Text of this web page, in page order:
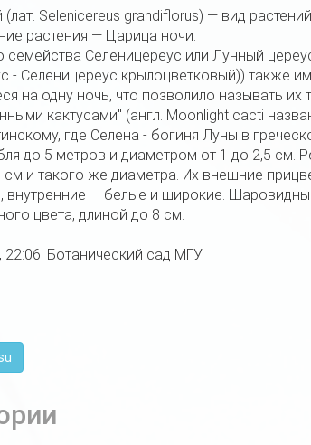
Selenicereus grandiflorus) — вид
растения — Царица ночи.
семейства Селеницереус или Лунный
- Селеницереус крылоцветковый)) также
на одну ночь, что позволило называть их
кактусами" (англ. Moonlight cacti
где Селена - богиня Луны в
до 5 метров и диаметром от 1 до 2,5 см.
и такого же диаметра. Их внешние
внутренние — белые и широкие.
цвета, длиной до 8 см.
Ботанический сад МГУ